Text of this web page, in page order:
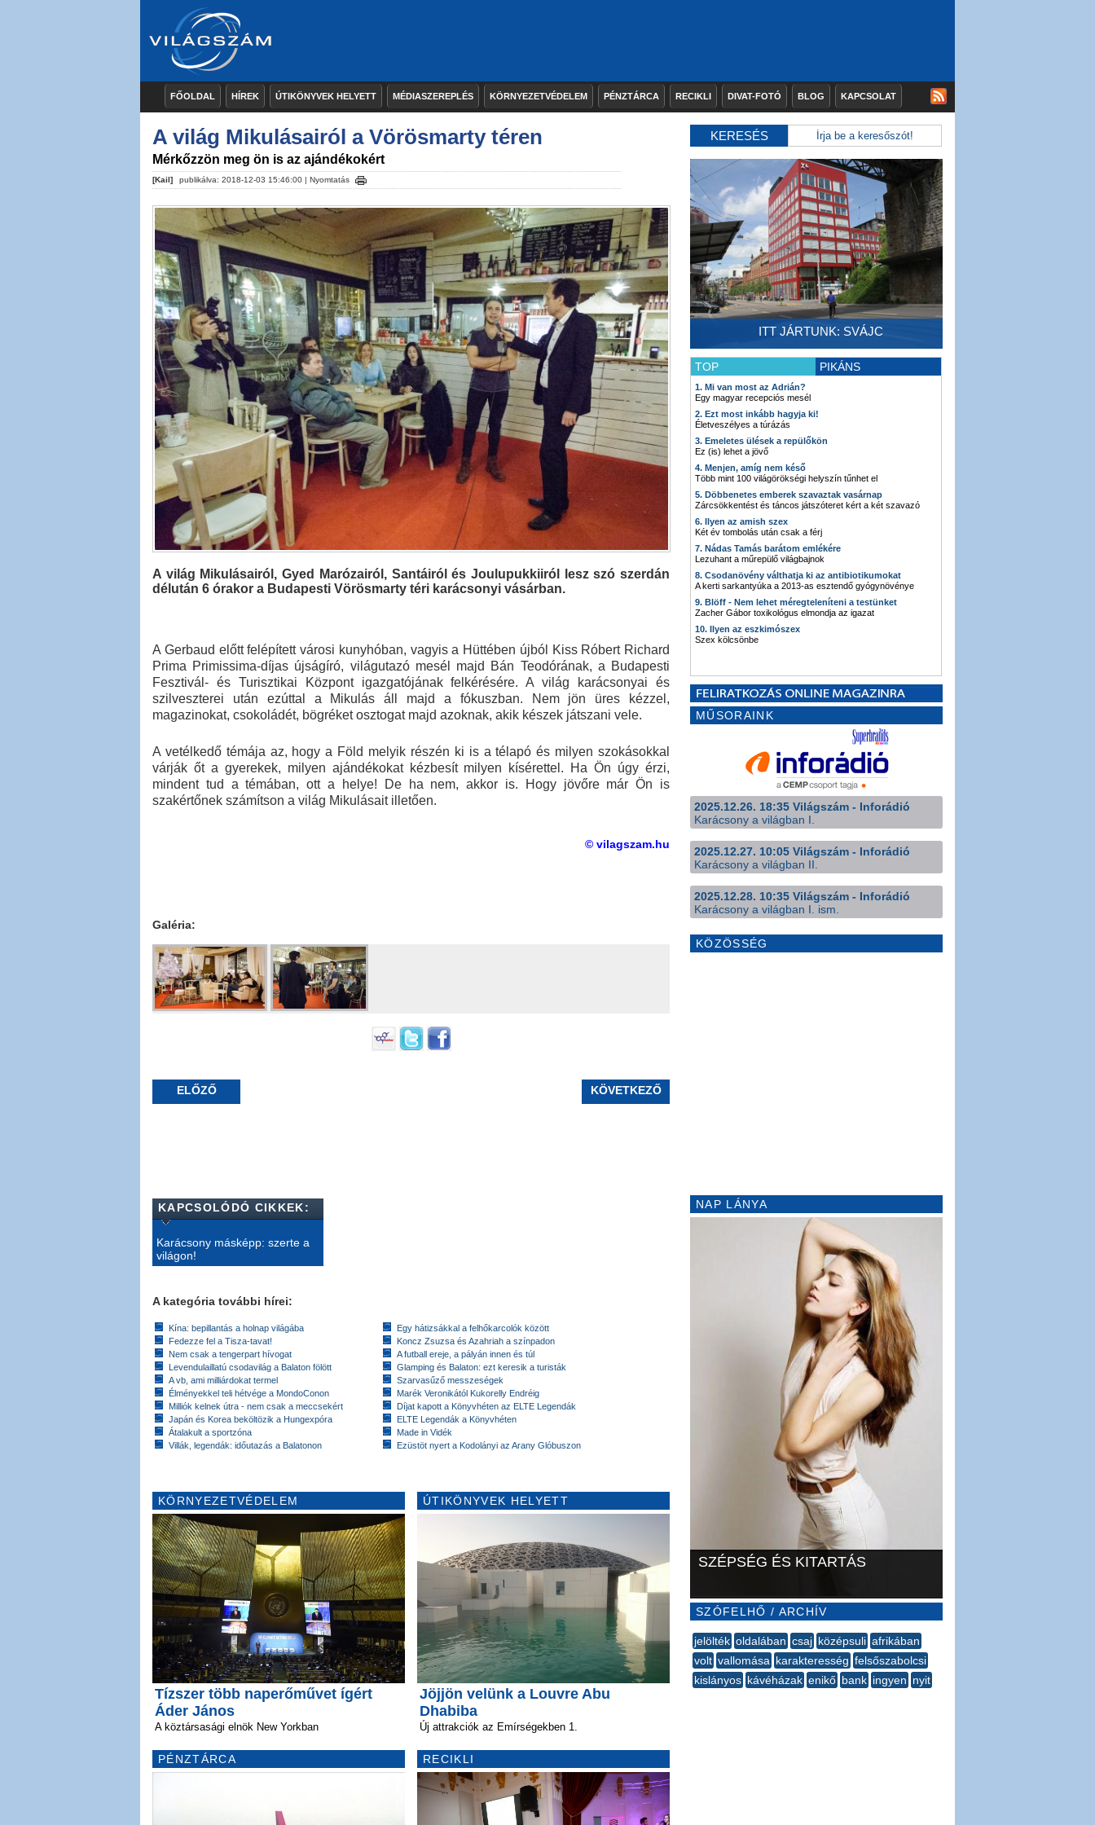
FŐOLDAL HÍREK ÚTIKÖNYVEK HELYETT MÉDIASZEREPLÉS KÖRNYEZETVÉDELEM PÉNZTÁRCA RECIKLI DIVAT-FOTÓ BLOG KAPCSOLAT
A világ Mikulásairól a Vörösmarty téren
Mérkőzzön meg ön is az ajándékokért
[Kail] publikálva: 2018-12-03 15:46:00 | Nyomtatás
A világ Mikulásairól, Gyed Marózairól, Santáiról és Joulupukkiiról lesz szó szerdán
délután 6 órakor a Budapesti Vörösmarty téri karácsonyi vásárban.
A Gerbaud előtt felépített városi kunyhóban, vagyis a Hüttében újból Kiss Róbert Richard
Prima Primissima-díjas újságíró, világutazó mesél majd Bán Teodórának, a Budapesti
Fesztivál- és Turisztikai Központ igazgatójának felkérésére. A világ karácsonyai és
szilveszterei után ezúttal a Mikulás áll majd a fókuszban. Nem jön üres kézzel,
magazinokat, csokoládét, bögréket osztogat majd azoknak, akik készek játszani vele.
A vetélkedő témája az, hogy a Föld melyik részén ki is a télapó és milyen szokásokkal
várják őt a gyerekek, milyen ajándékokat kézbesít milyen kísérettel. Ha Ön úgy érzi,
mindent tud a témában, ott a helye! De ha nem, akkor is. Hogy jövőre már Ön is
szakértőnek számítson a világ Mikulásait illetően.
© vilagszam.hu
Galéria:
ELŐZŐ KÖVETKEZŐ
KAPCSOLÓDÓ CIKKEK:
Karácsony másképp: szerte a
világon!
A kategória további hírei:
Kína: bepillantás a holnap világába
Fedezze fel a Tisza-tavat!
Nem csak a tengerpart hívogat
Levendulaillatú csodavilág a Balaton fölött
A vb, ami milliárdokat termel
Élményekkel teli hétvége a MondoConon
Milliók kelnek útra - nem csak a meccsekért
Japán és Korea beköltözik a Hungexpóra
Átalakult a sportzóna
Villák, legendák: időutazás a Balatonon
Egy hátizsákkal a felhőkarcolók között
Koncz Zsuzsa és Azahriah a színpadon
A futball ereje, a pályán innen és túl
Glamping és Balaton: ezt keresik a turisták
Szarvasűző messzeségek
Marék Veronikától Kukorelly Endréig
Díjat kapott a Könyvhéten az ELTE Legendák
ELTE Legendák a Könyvhéten
Made in Vidék
Ezüstöt nyert a Kodolányi az Arany Glóbuszon
KÖRNYEZETVÉDELEM
Tízszer több naperőművet ígért
Áder János
A köztársasági elnök New Yorkban
PÉNZTÁRCA
ÚTIKÖNYVEK HELYETT
Jöjjön velünk a Louvre Abu
Dhabiba
Új attrakciók az Emírségekben 1.
RECIKLI
KERESÉS
ITT JÁRTUNK: SVÁJC
TOP PIKÁNS
1. Mi van most az Adrián?
Egy magyar recepciós mesél
2. Ezt most inkább hagyja ki!
Életveszélyes a túrázás
3. Emeletes ülések a repülőkön
Ez (is) lehet a jövő
4. Menjen, amíg nem késő
Több mint 100 világörökségi helyszín tűnhet el
5. Döbbenetes emberek szavaztak vasárnap
Zárcsökkentést és táncos játszóteret kért a két szavazó
6. Ilyen az amish szex
Két év tombolás után csak a férj
7. Nádas Tamás barátom emlékére
Lezuhant a műrepülő világbajnok
8. Csodanövény válthatja ki az antibiotikumokat
A kerti sarkantyúka a 2013-as esztendő gyógynövénye
9. Blöff - Nem lehet méregteleníteni a testünket
Zacher Gábor toxikológus elmondja az igazat
10. Ilyen az eszkimószex
Szex kölcsönbe
MŰSORAINK
2025.12.26. 18:35 Világszám - Inforádió
Karácsony a világban I.
2025.12.27. 10:05 Világszám - Inforádió
Karácsony a világban II.
2025.12.28. 10:35 Világszám - Inforádió
Karácsony a világban I. ism.
KÖZÖSSÉG
NAP LÁNYA
SZÉPSÉG ÉS KITARTÁS
SZÓFELHŐ / ARCHÍV
jelölték oldalában csaj középsuli afrikában
volt vallomása karakteresség felsőszabolcsi
kislányos kávéházak enikő bank ingyen nyit